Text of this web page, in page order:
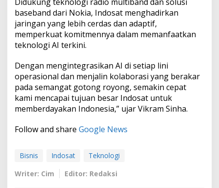
baseband dari Nokia, Indosat menghadirkan
jaringan yang lebih cerdas dan adaptif,
memperkuat komitmennya dalam memanfaatkan
teknologi AI terkini.
Dengan mengintegrasikan AI di setiap lini
operasional dan menjalin kolaborasi yang berakar
pada semangat gotong royong, semakin cepat
kami mencapai tujuan besar Indosat untuk
memberdayakan Indonesia,” ujar Vikram Sinha.
Follow and share Google News
Bisnis Indosat
Teknologi
Writer: Cim
Editor: Redaksi